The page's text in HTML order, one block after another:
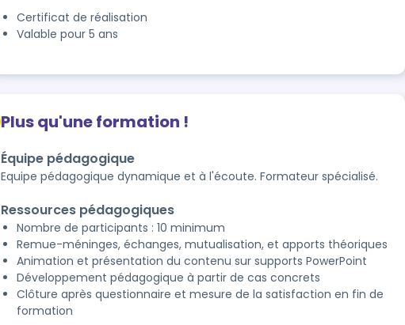
Certificat de réalisation
Valable pour 5 ans
Plus qu'une formation !
Équipe pédagogique
Equipe pédagogique dynamique et à l'écoute. Formateur spécialisé.
Ressources pédagogiques
Nombre de participants : 10 minimum
Remue-méninges, échanges, mutualisation, et apports théoriques
Animation et présentation du contenu sur supports PowerPoint
Développement pédagogique à partir de cas concrets
Clôture après questionnaire et mesure de la satisfaction en fin de
formation